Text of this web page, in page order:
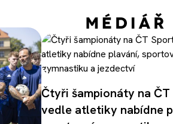
Čtyři šampionáty na
vedle atletiky nabídne